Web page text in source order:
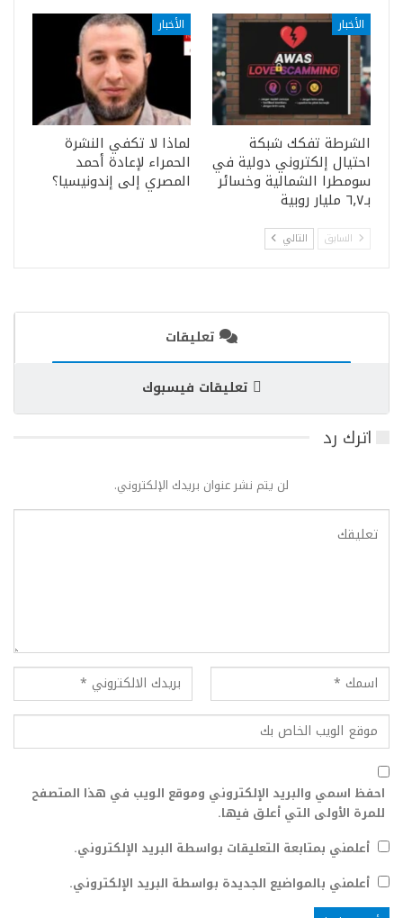
الأخبار
الشرطة تفكك شبكة
احتيال إلكتروني دولية في
سومطرا الشمالية وخسائر
بـ٦٫٧ مليار روبية
الأخبار
لماذا لا تكفي النشرة
الحمراء لإعادة أحمد
المصري إلى إندونيسيا؟
السابق التالي
تعليقات
تعليقات فيسبوك
اترك رد
لن يتم نشر عنوان بريدك الإلكتروني.
احفظ اسمي والبريد الإلكتروني وموقع الويب في هذا المتصفح
للمرة الأولى التي أعلق فيها.
أعلمني بمتابعة التعليقات بواسطة البريد الإلكتروني.
أعلمني بالمواضيع الجديدة بواسطة البريد الإلكتروني.